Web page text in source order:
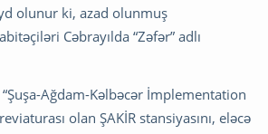
olunur ki, azad olunmuş
Cəbrayılda “Zəfər” adlı
Ağdam-Kəlbəcər İmplementation
olan ŞAKİR stansiyasını, eləcə